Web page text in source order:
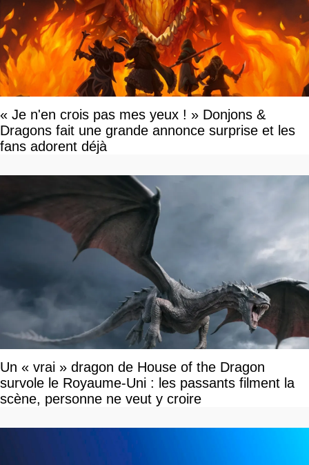
« Je n'en crois pas mes yeux ! » Donjons &
Dragons fait une grande annonce surprise et les
fans adorent déjà
Un « vrai » dragon de House of the Dragon
survole le Royaume-Uni : les passants filment la
scène, personne ne veut y croire